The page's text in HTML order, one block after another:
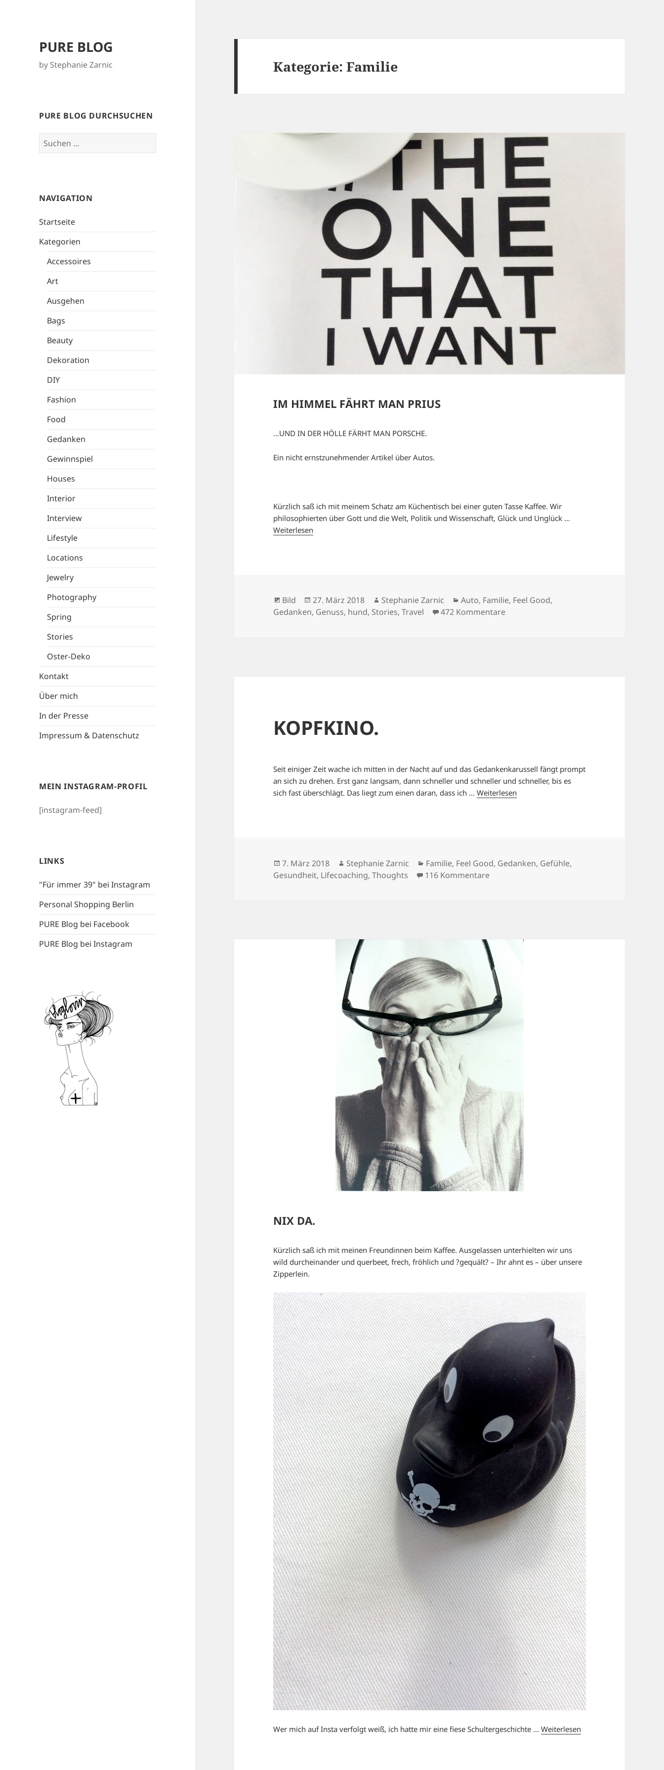
PURE BLOG
by Stephanie Zarnic
PURE BLOG DURCHSUCHEN
Suchen
nach:
NAVIGATION
Startseite
Kategorien
Accessoires
Art
Ausgehen
Bags
Beauty
Dekoration
DIY
Fashion
Food
Gedanken
Gewinnspiel
Houses
Interior
Interview
Lifestyle
Locations
Jewelry
Photography
Spring
Stories
Oster-Deko
Kontakt
Über mich
In der Presse
Impressum & Datenschutz
MEIN INSTAGRAM-PROFIL
[instagram-feed]
LINKS
"Für immer 39" bei Instagram
Personal Shopping Berlin
PURE Blog bei Facebook
PURE Blog bei Instagram
Kategorie:Familie
IM HIMMEL FÄHRT MAN PRIUS
…UND IN DER HÖLLE FÄRHT MAN PORSCHE.
Ein nicht ernstzunehmender Artikel über Autos.
Kürzlich saß ich mit meinem Schatz am Küchentisch bei einer guten Tasse Kaffee. Wir
philosophierten über Gott und die Welt, Politik und Wissenschaft, Glück und Unglück …
Weiterlesen
Format
Bild
Veröffentlicht
am
27. März 2018 Autor
Stephanie Zarnic Kategorien
Auto, Familie, Feel Good,
Gedanken, Genuss, hund, Stories,Travel 472 Kommentarezu IM HIMMEL FÄHRT MAN PRIUS
KOPFKINO.
Seit einiger Zeit wache ich mitten in der Nacht auf und das Gedankenkarussell fängt prompt
an sich zu drehen. Erst ganz langsam, dann schneller und schneller und schneller, bis es
sich fast überschlägt. Das liegt zum einen daran, dass ich …Weiterlesen
Veröffentlicht
am
7. März 2018 Autor
Stephanie Zarnic Kategorien
Familie, Feel Good, Gedanken, Gefühle,
Gesundheit, Lifecoaching,Thoughts 116 Kommentarezu KOPFKINO.
NIX DA.
Kürzlich saß ich mit meinen Freundinnen beim Kaffee. Ausgelassen unterhielten wir uns
wild durcheinander und querbeet, frech, fröhlich und ?gequält? – Ihr ahnt es – über unsere
Zipperlein.
Wer mich auf Insta verfolgt weiß, ich hatte mir eine fiese Schultergeschichte …Weiterlesen